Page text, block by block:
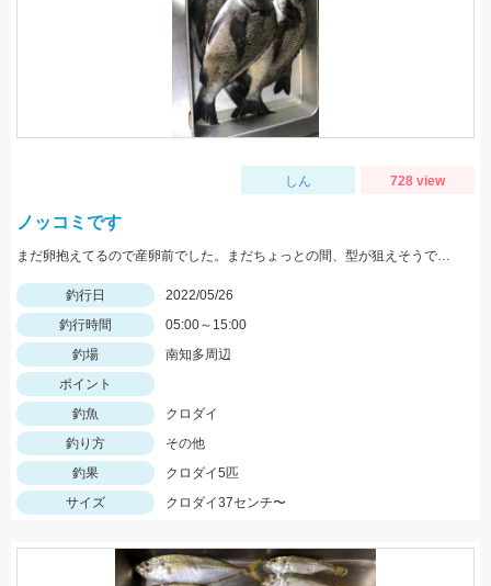
しん 728 view
ノッコミです
まだ卵抱えてるので産卵前でした。まだちょっとの間、型が狙えそうです。
釣行日
2022/05/26
釣行時間
05:00～15:00
釣場
南知多周辺
ポイント
釣魚
クロダイ
釣り方
その他
釣果
クロダイ5匹
サイズ
クロダイ37センチ〜